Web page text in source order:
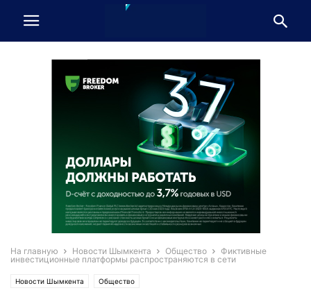
На главную Новости Шымкента Общество
Фиктивные
инвестиционные платформы распространяются в сети
Новости Шымкента Общество